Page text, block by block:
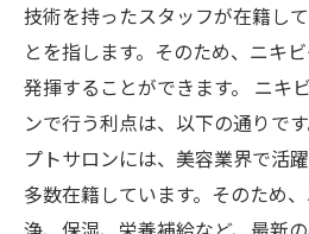
技術を持ったスタッフが在籍し
とを指します。そのため、ニキ
発揮することができます。 ニキ
ンで行う利点は、以下の通りで
プトサロンには、美容業界で活
多数在籍しています。そのため